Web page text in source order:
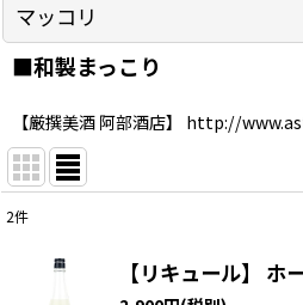
マッコリ
■和製まっこり
【厳撰美酒 阿部酒店】 http://
在庫あり
2件
【リキュール】 ホ